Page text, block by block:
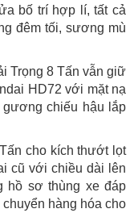
bố trí hợp lí, tất cả
đêm tối, sương mù
Trọng 8 Tấn vẫn giữ
HD72 với mặt nạ
gương chiếu hậu lắp
cho kích thướt lọt
cũ với chiều dài lên
hồ sơ thùng xe đáp
hàng hóa cho